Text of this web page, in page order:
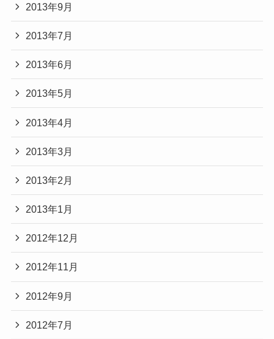
2013年9月
2013年7月
2013年6月
2013年5月
2013年4月
2013年3月
2013年2月
2013年1月
2012年12月
2012年11月
2012年9月
2012年7月